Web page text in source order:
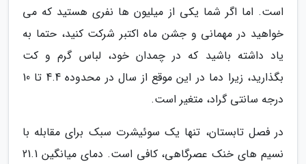
است. اما اگر شما یکی از میلیون ها نفری هستید که می
خواهید در مهمانی و جشن ماه اکتبر شرکت کنید، حتما به
یاد داشته باشید که در چمدان خود، لباس گرم و کت
بگذارید، زیرا دما در این موقع از سال در محدوده 4.4 تا 10
درجه سانتی گراد، متغیر است.
در فصل تابستان، تنها یک سوئیشرت سبک برای مقابله با
نسیم های خنک عصرگاهی، کافی است. دمای میانگین 21.1